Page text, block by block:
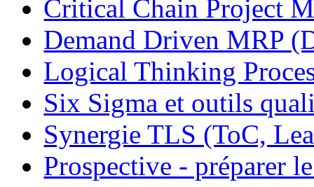
Critical Chain Project
Demand Driven MRP
Logical Thinking
Six Sigma et outils
Synergie TLS (ToC,
Prospective - préparer